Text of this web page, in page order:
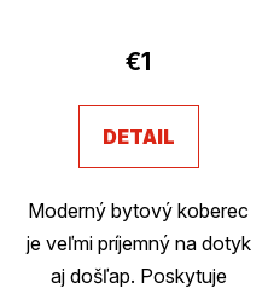
€1
DETAIL
Moderný bytový koberec
je veľmi príjemný na dotyk
aj došľap. Poskytuje